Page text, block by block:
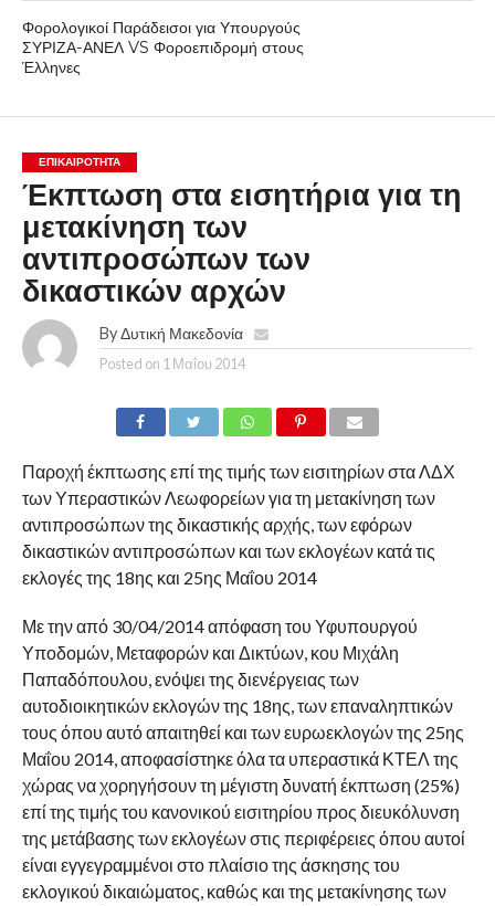
Φορολογικοί Παράδεισοι για Υπουργούς
ΣΥΡΙΖΑ-ΑΝΕΛ VS Φοροεπιδρομή στους
Έλληνες
ΕΠΙΚΑΙΡΟΤΗΤΑ
Έκπτωση στα εισητήρια για τη
μετακίνηση των
αντιπροσώπων των
δικαστικών αρχών
By Δυτική Μακεδονία
Posted on 1 Μαΐου 2014
Παροχή έκπτωσης επί της τιμής των εισιτηρίων στα ΛΔΧ
των Υπεραστικών Λεωφορείων για τη μετακίνηση των
αντιπροσώπων της δικαστικής αρχής, των εφόρων
δικαστικών αντιπροσώπων και των εκλογέων κατά τις
εκλογές της 18ης και 25ης Μαΐου 2014
Με την από 30/04/2014 απόφαση του Υφυπουργού
Υποδομών, Μεταφορών και Δικτύων, κου Μιχάλη
Παπαδόπουλου, ενόψει της διενέργειας των
αυτοδιοικητικών εκλογών της 18ης, των επαναληπτικών
τους όπου αυτό απαιτηθεί και των ευρωεκλογών της 25ης
Μαΐου 2014, αποφασίστηκε όλα τα υπεραστικά ΚΤΕΛ της
χώρας να χορηγήσουν τη μέγιστη δυνατή έκπτωση (25%)
επί της τιμής του κανονικού εισιτηρίου προς διευκόλυνση
της μετάβασης των εκλογέων στις περιφέρειες όπου αυτοί
είναι εγγεγραμμένοι στο πλαίσιο της άσκησης του
εκλογικού δικαιώματος, καθώς και της μετακίνησης των